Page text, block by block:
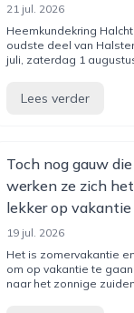
21 jul. 2026
Heemkundekring
oudste deel van
juli, zaterdag 1
Lees verder
Toch nog gauw
werken ze zich
lekker op
19 jul. 2026
Het is zomervakantie
om op vakantie te
naar het zonnige